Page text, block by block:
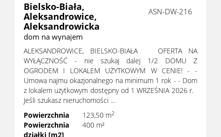
Bielsko-Biała,
Aleksandrowice,
Aleksandrowicka
dom na wynajem
ASN-DW-216
ALEKSANDROWICE, BIELSKO-BIAŁA OFERTA NA
WYŁĄCZNOŚĆ - nie szukaj dalej 1/2 DOMU Z
OGRODEM I LOKALEM UŻYTKOWYM W CENIE! - -
Umowa najmu okazjonalnego na minimum 1 rok - - Dom
z lokalem użytkowym dostępny od 1 WRZEŚNIA 2026 r.
Jeśli szukasz nieruchomości ...
Powierzchnia
123,50 m2
Powierzchnia
działki [m2]
400 m²